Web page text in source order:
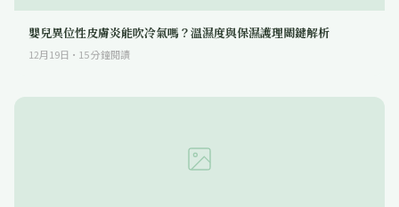
嬰兒異位性皮膚炎能吹冷氣嗎？溫濕度與保濕護理關鍵解析
12月19日 · 15分鐘閱讀